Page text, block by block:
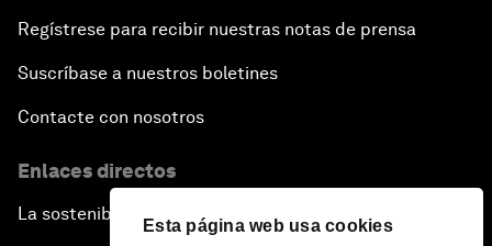
Esta página web usa cookies
Regístrese para recibir nuestras notas de prensa
Suscríbase a nuestros boletines
Contacte con nosotros
Enlaces directos
La sostenibilidad en el Foro